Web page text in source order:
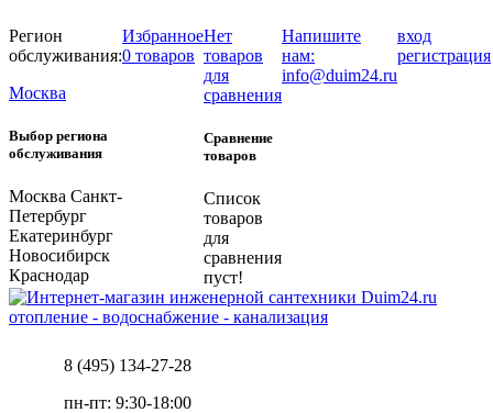
Регион
обслуживания:
Москва
Выбор региона
обслуживания
Москва Санкт-
Петербург
Екатеринбург
Новосибирск
Краснодар
Избранное
0 товаров
Нет
товаров
для
сравнения
Сравнение
товаров
Список
товаров
для
сравнения
пуст!
Напишите
нам:
info@duim24.ru
вход
регистрация
отопление - водоснабжение - канализация
8 (495) 134-27-28
пн-пт: 9:30-18:00